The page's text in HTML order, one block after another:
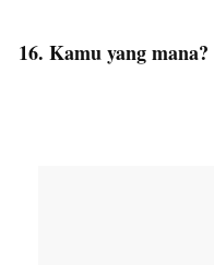
16. Kamu yang mana?